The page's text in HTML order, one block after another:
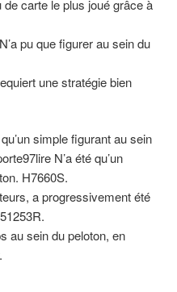
carte le plus joué grâce à
pu que figurer au sein du
une stratégie bien
simple figurant au sein
N’a été qu’un
H7660S.
a progressivement été
au sein du peloton, en